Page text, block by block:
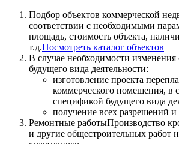
Подбор объектов коммерческой
соответствии с необходимыми
площадь, стоимость объекта,
т.д.Посмотреть каталог объектов
В случае необходимости
будущего вида деятельности:
изготовление проекта
коммерческого помещения, в
спецификой будущего вида
получение всех разрешений и
Ремонтные работыПроизводство
и другие общестроительных работ